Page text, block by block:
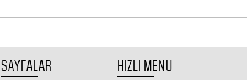
SAYFALAR HIZLI MENÜ